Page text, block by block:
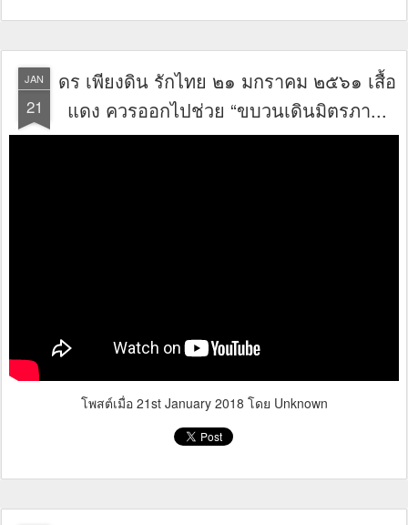
JAN
21
ดร เพียงดิน รักไทย ๒๑ มกราคม ๒๕๖๑ เสื้อ
แดง ควรออกไปช่วย “ขบวนเดินมิตรภา...
โพสต์เมื่อ 21st January 2018 โดย Unknown